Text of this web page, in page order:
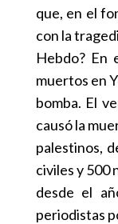
que, en el
con la
Hebdo? En
muertos en
bomba. El
causó la
palestinos,
civiles y 500
desde el
periodistas